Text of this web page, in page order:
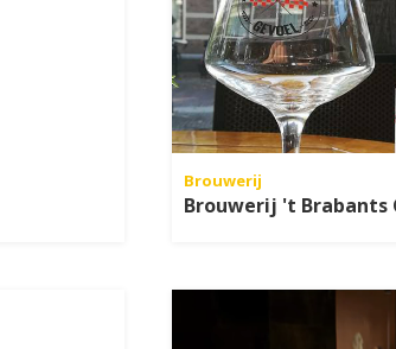
Brouwerij
Brouwerij 't Brabants